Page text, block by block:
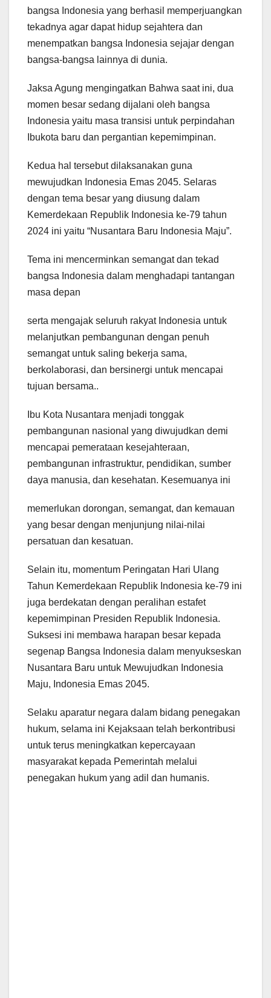
bangsa Indonesia yang berhasil memperjuangkan
tekadnya agar dapat hidup sejahtera dan
menempatkan bangsa Indonesia sejajar dengan
bangsa-bangsa lainnya di dunia.
Jaksa Agung mengingatkan Bahwa saat ini, dua
momen besar sedang dijalani oleh bangsa
Indonesia yaitu masa transisi untuk perpindahan
Ibukota baru dan pergantian kepemimpinan.
Kedua hal tersebut dilaksanakan guna
mewujudkan Indonesia Emas 2045. Selaras
dengan tema besar yang diusung dalam
Kemerdekaan Republik Indonesia ke-79 tahun
2024 ini yaitu “Nusantara Baru Indonesia Maju”.
Tema ini mencerminkan semangat dan tekad
bangsa Indonesia dalam menghadapi tantangan
masa depan
serta mengajak seluruh rakyat Indonesia untuk
melanjutkan pembangunan dengan penuh
semangat untuk saling bekerja sama,
berkolaborasi, dan bersinergi untuk mencapai
tujuan bersama..
Ibu Kota Nusantara menjadi tonggak
pembangunan nasional yang diwujudkan demi
mencapai pemerataan kesejahteraan,
pembangunan infrastruktur, pendidikan, sumber
daya manusia, dan kesehatan. Kesemuanya ini
memerlukan dorongan, semangat, dan kemauan
yang besar dengan menjunjung nilai-nilai
persatuan dan kesatuan.
Selain itu, momentum Peringatan Hari Ulang
Tahun Kemerdekaan Republik Indonesia ke-79 ini
juga berdekatan dengan peralihan estafet
kepemimpinan Presiden Republik Indonesia.
Suksesi ini membawa harapan besar kepada
segenap Bangsa Indonesia dalam menyukseskan
Nusantara Baru untuk Mewujudkan Indonesia
Maju, Indonesia Emas 2045.
Selaku aparatur negara dalam bidang penegakan
hukum, selama ini Kejaksaan telah berkontribusi
untuk terus meningkatkan kepercayaan
masyarakat kepada Pemerintah melalui
penegakan hukum yang adil dan humanis.